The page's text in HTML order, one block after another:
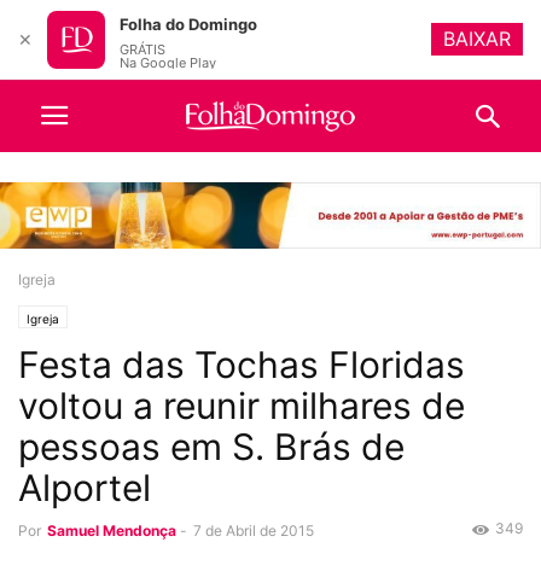
Igreja
Igreja
Festa das Tochas Floridas
voltou a reunir milhares de
pessoas em S. Brás de
Alportel
Por Samuel Mendonça - 7 de Abril de 2015 349
✕
Folha do Domingo
GRÁTIS
Na Google Play
BAIXAR